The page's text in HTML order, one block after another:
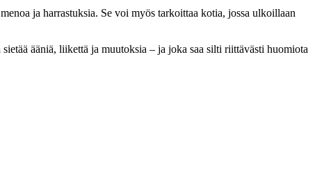
ja harrastuksia. Se voi myös tarkoittaa kotia, jossa ulkoillaan
ääniä, liikettä ja muutoksia – ja joka saa silti riittävästi huomiota